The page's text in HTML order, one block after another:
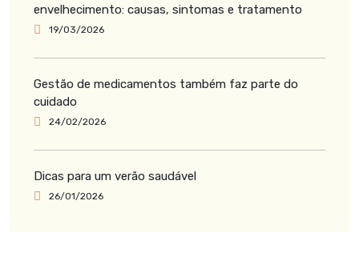
envelhecimento: causas, sintomas e tratamento
19/03/2026
Gestão de medicamentos também faz parte do
cuidado
24/02/2026
Dicas para um verão saudável
26/01/2026